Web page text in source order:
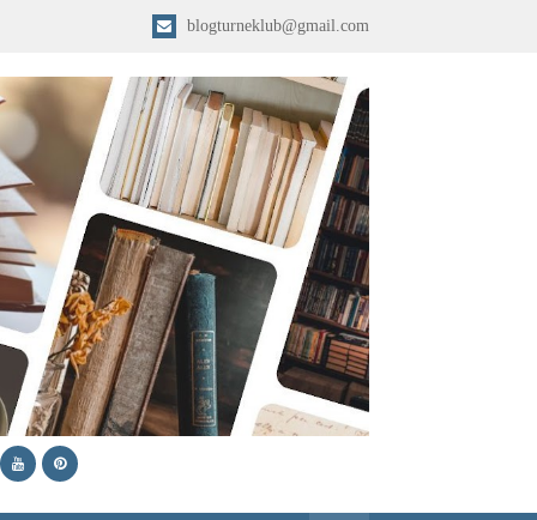
blogturneklub@gmail.com